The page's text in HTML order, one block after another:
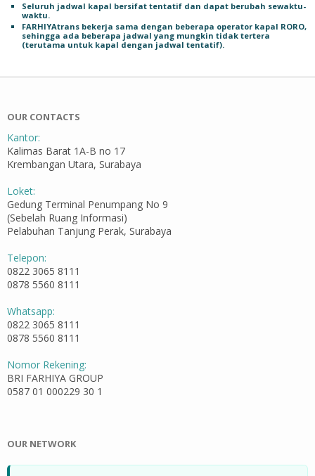
Seluruh jadwal kapal bersifat tentatif dan dapat berubah sewaktu-
waktu.
FARHIYAtrans bekerja sama dengan beberapa operator kapal RORO,
sehingga ada beberapa jadwal yang mungkin tidak tertera
(terutama untuk kapal dengan jadwal tentatif).
OUR CONTACTS
Kantor:
Kalimas Barat 1A-B no 17
Krembangan Utara, Surabaya
Loket:
Gedung Terminal Penumpang No 9
(Sebelah Ruang Informasi)
Pelabuhan Tanjung Perak, Surabaya
Telepon:
0822 3065 8111
0878 5560 8111
Whatsapp:
0822 3065 8111
0878 5560 8111
Nomor Rekening:
BRI FARHIYA GROUP
0587 01 000229 30 1
OUR NETWORK